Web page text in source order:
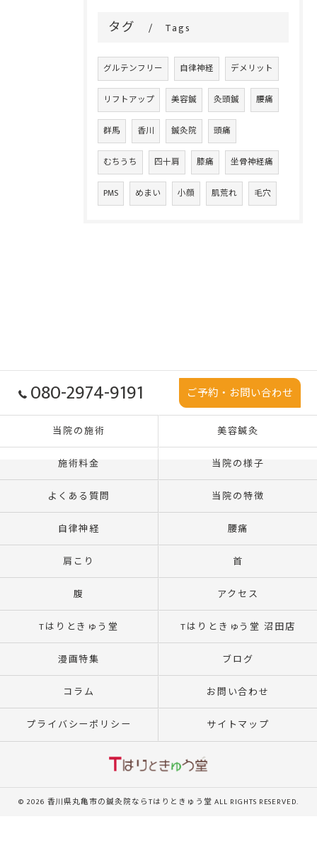
タグ Tags
グルテンフリー 自律神経 デメリット
リフトアップ 美容鍼 灸頭鍼 腰痛
群馬 香川 鍼灸院 頭痛
むちうち 四十肩 膝痛 坐骨神経痛
PMS めまい 小顔 肌荒れ 毛穴
080-2974-9191 ご予約・お問い合わせ
当院の施術 美容鍼灸
施術料金 当院の様子
よくある質問 当院の特徴
自律神経 腰痛
肩こり 首
腹 アクセス
Tはりときゅう堂 Tはりときゅう堂 沼田店
漫画特集 ブログ
コラム お問い合わせ
プライバシーポリシー サイトマップ
© 2026 香川県丸亀市の鍼灸院ならTはりときゅう堂 ALL RIGHTS RESERVED.